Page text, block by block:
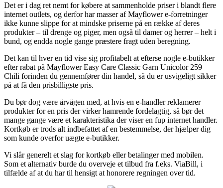
Det er i dag ret nemt for købere at sammenholde priser i blandt flere
internet outlets, og derfor har masser af Mayflower e-forretninger
ikke kunne slippe for at mindske priserne på en række af deres
produkter – til drenge og piger, men også til damer og herrer – helt i
bund, og endda nogle gange præstere fragt uden beregning.
Det kan til hver en tid vise sig profitabelt at efterse nogle e-butikker
efter rabat på Mayflower Easy Care Classic Garn Unicolor 259
Chili forinden du gennemfører din handel, så du er usvigeligt sikker
på at få den prisbilligste pris.
Du bør dog være årvågen med, at hvis en e-handler reklamerer
produkter for en pris der virker hamrende fordelagtig, så bør det
mange gange være et karakteristika der viser en fup internet handler.
Kortkøb er trods alt indbefattet af en bestemmelse, der hjælper dig
som kunde overfor uægte e-butikker.
Vi slår generelt et slag for kortkøb eller betalinger med mobilen.
Som et alternativ burde du overveje et tilbud fra f.eks. ViaBill, i
tilfælde af at du har til hensigt at honorere regningen over tid.